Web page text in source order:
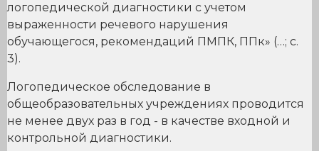
логопедической диагностики с учетом
выраженности речевого нарушения
обучающегося, рекомендаций ПМПК, ППк» (…; с.
3).
Логопедическое обследование в
общеобразовательных учреждениях проводится
не менее двух раз в год - в качестве входной и
контрольной диагностики.